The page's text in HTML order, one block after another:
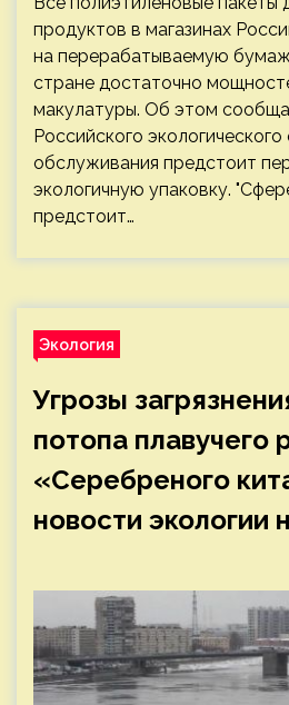
продуктов в магазинах
на перерабатываемую
стране достаточно
макулатуры. Об этом
Российского
обслуживания предстоит
экологичную упаковку.
предстоит…
Экология
Угрозы
потопа плавучего
«Серебреного
новости экологии